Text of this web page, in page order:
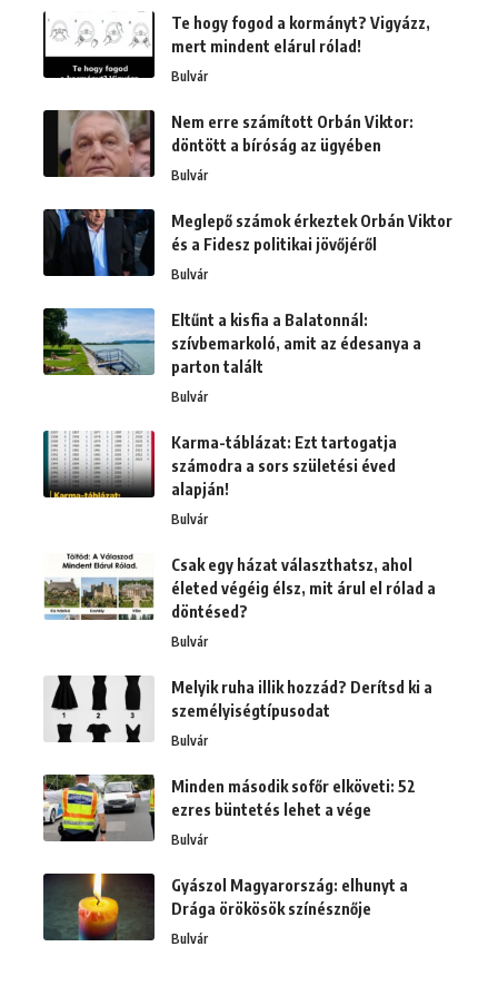
Te hogy fogod a kormányt? Vigyázz,
mert mindent elárul rólad!
Bulvár
Nem erre számított Orbán Viktor:
döntött a bíróság az ügyében
Bulvár
Meglepő számok érkeztek Orbán Viktor
és a Fidesz politikai jövőjéről
Bulvár
Eltűnt a kisfia a Balatonnál:
szívbemarkoló, amit az édesanya a
parton talált
Bulvár
Karma-táblázat: Ezt tartogatja
számodra a sors születési éved
alapján!
Bulvár
Csak egy házat választhatsz, ahol
életed végéig élsz, mit árul el rólad a
döntésed?
Bulvár
Melyik ruha illik hozzád? Derítsd ki a
személyiségtípusodat
Bulvár
Minden második sofőr elköveti: 52
ezres büntetés lehet a vége
Bulvár
Gyászol Magyarország: elhunyt a
Drága örökösök színésznője
Bulvár